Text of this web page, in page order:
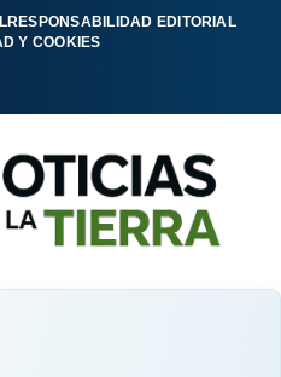
RESPONSABILIDAD EDITORIAL
Y COOKIES